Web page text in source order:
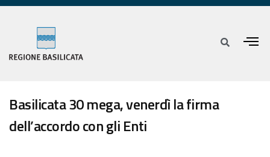
Basilicata 30 mega, venerdì la firma
dell’accordo con gli Enti